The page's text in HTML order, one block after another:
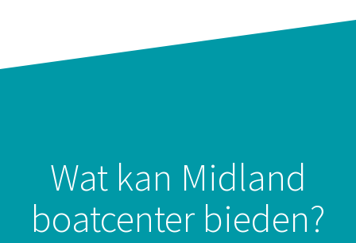
Wat kan Midland
boatcenter bieden?